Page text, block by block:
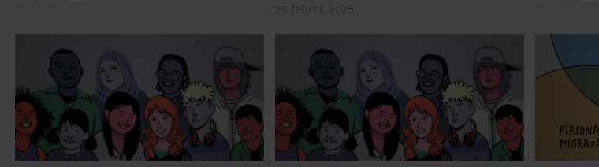
28 febrer, 2025